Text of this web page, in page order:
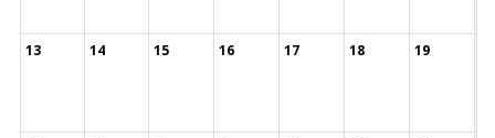
13 14 15 16 17 18 19